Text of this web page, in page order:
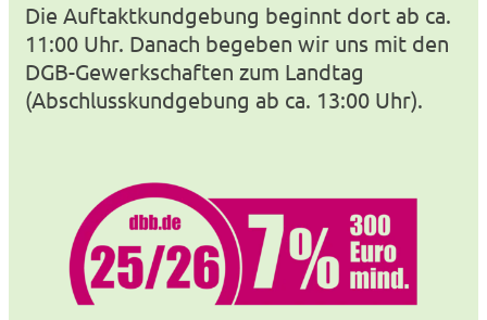
Die Auftaktkundgebung beginnt dort ab ca.
11:00 Uhr. Danach begeben wir uns mit den
DGB-Gewerkschaften zum Landtag
(Abschlusskundgebung ab ca. 13:00 Uhr).